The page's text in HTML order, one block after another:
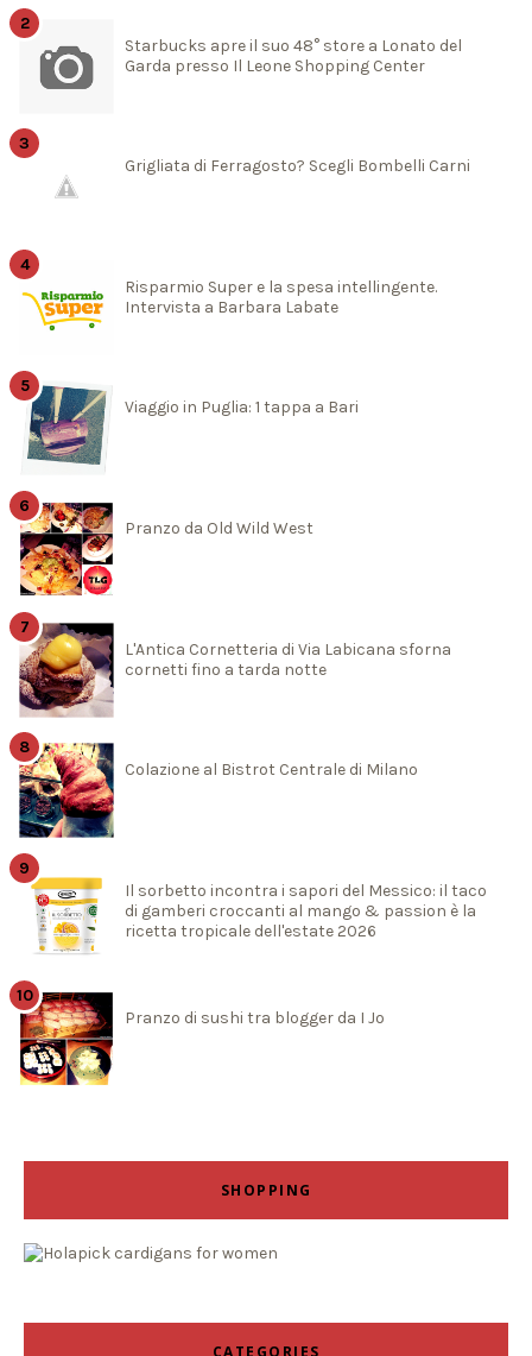
Starbucks apre il suo 48° store a Lonato del
Garda presso Il Leone Shopping Center
Grigliata di Ferragosto? Scegli Bombelli Carni
Risparmio Super e la spesa intellingente.
Intervista a Barbara Labate
Viaggio in Puglia: 1 tappa a Bari
Pranzo da Old Wild West
L'Antica Cornetteria di Via Labicana sforna
cornetti fino a tarda notte
Colazione al Bistrot Centrale di Milano
Il sorbetto incontra i sapori del Messico: il taco
di gamberi croccanti al mango & passion è la
ricetta tropicale dell'estate 2026
Pranzo di sushi tra blogger da I Jo
SHOPPING
CATEGORIES